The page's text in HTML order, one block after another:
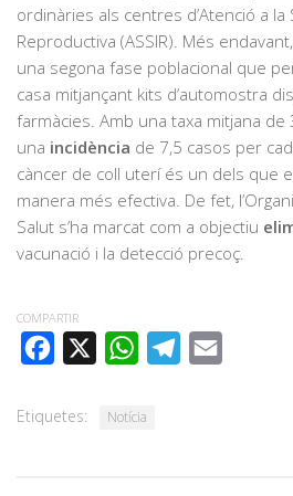
ordinàries als centres d’Atenció a la
Reproductiva (ASSIR). Més
una segona fase poblacional que
casa mitjançant kits d’automostra
farmàcies. Amb una taxa mitjana de
una incidència de 7,5 casos per
càncer de coll uterí és un dels que
manera més efectiva. De fet,
Salut s’ha marcat com a objectiu
vacunació i la detecció precoç.
COMPARTIR
FACEBOOK
WHATSAPPTELEGRAM
Etiquetes: Notícia